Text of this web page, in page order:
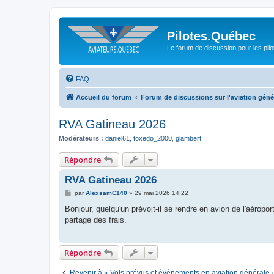
Pilotes.Québec
Le forum de discussion pour les
FAQ
Accueil du forum Forum de discussions sur l'aviation
RVA Gatineau 2026
Modérateurs : daniel61 toxedo_2000 glambert
Répondre
RVA Gatineau 2026
M
s
a
parAlexsamC140» 29 mai 2026 14:22
Bonjour, quelqu'un prévoit-il se rendre en avion de
partage des frais.
Répondre